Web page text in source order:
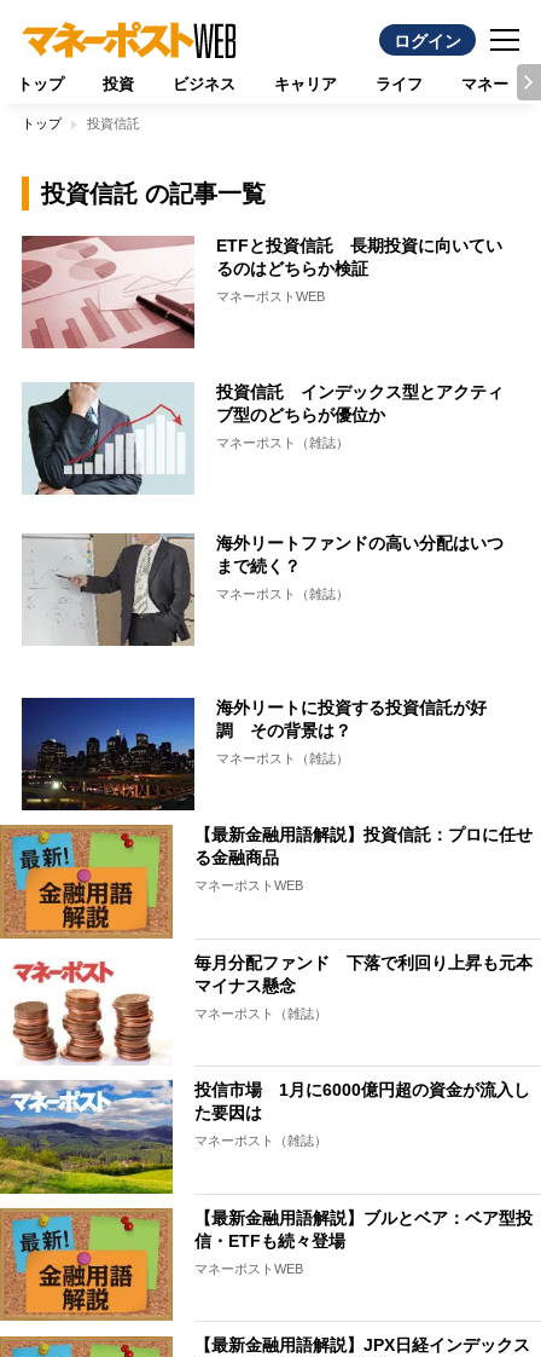
ログイン
トップ 投資 ビジネス キャリア ライフ マネー
トップ 投資信託
投資信託 の記事一覧
ETFと投資信託 長期投資に向いてい
るのはどちらか検証
マネーポストWEB
投資信託 インデックス型とアクティ
ブ型のどちらが優位か
マネーポスト（雑誌）
海外リートファンドの高い分配はいつ
まで続く？
マネーポスト（雑誌）
海外リートに投資する投資信託が好
調 その背景は？
マネーポスト（雑誌）
【最新金融用語解説】投資信託：プロに任せ
る金融商品
マネーポストWEB
毎月分配ファンド 下落で利回り上昇も元本
マイナス懸念
マネーポスト（雑誌）
投信市場 1月に6000億円超の資金が流入し
た要因は
マネーポスト（雑誌）
【最新金融用語解説】ブルとベア：ベア型投
信・ETFも続々登場
マネーポストWEB
【最新金融用語解説】JPX日経インデックス